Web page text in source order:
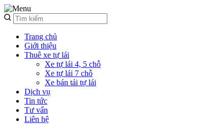
Trang chủ
Giới thiệu
Thuê xe tự lái
Xe tự lái 4, 5 chỗ
Xe tự lái 7 chỗ
Xe bán tải tự lái
Dịch vụ
Tin tức
Tư vấn
Liên hệ